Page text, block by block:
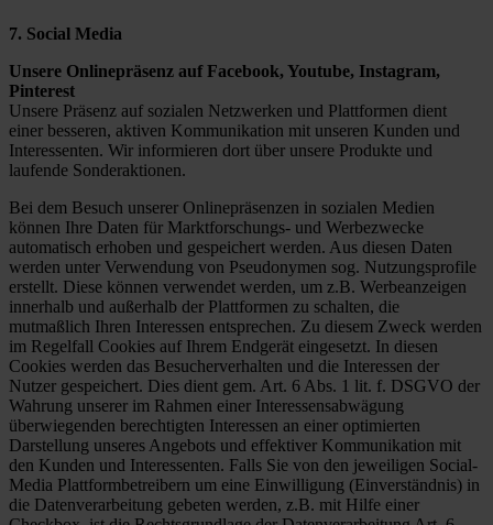
7. Social Media
Unsere Onlinepräsenz auf Facebook, Youtube, Instagram,
Pinterest
Unsere Präsenz auf sozialen Netzwerken und Plattformen dient
einer besseren, aktiven Kommunikation mit unseren Kunden und
Interessenten. Wir informieren dort über unsere Produkte und
laufende Sonderaktionen.
Bei dem Besuch unserer Onlinepräsenzen in sozialen Medien
können Ihre Daten für Marktforschungs- und Werbezwecke
automatisch erhoben und gespeichert werden. Aus diesen Daten
werden unter Verwendung von Pseudonymen sog. Nutzungsprofile
erstellt. Diese können verwendet werden, um z.B. Werbeanzeigen
innerhalb und außerhalb der Plattformen zu schalten, die
mutmaßlich Ihren Interessen entsprechen. Zu diesem Zweck werden
im Regelfall Cookies auf Ihrem Endgerät eingesetzt. In diesen
Cookies werden das Besucherverhalten und die Interessen der
Nutzer gespeichert. Dies dient gem. Art. 6 Abs. 1 lit. f. DSGVO der
Wahrung unserer im Rahmen einer Interessensabwägung
überwiegenden berechtigten Interessen an einer optimierten
Darstellung unseres Angebots und effektiver Kommunikation mit
den Kunden und Interessenten. Falls Sie von den jeweiligen Social-
Media Plattformbetreibern um eine Einwilligung (Einverständnis) in
die Datenverarbeitung gebeten werden, z.B. mit Hilfe einer